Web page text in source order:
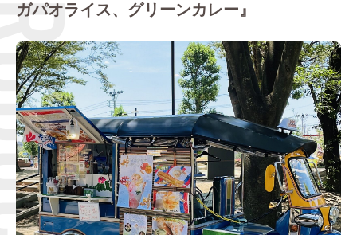
Q＆A
ガパオライス、グリーンカレー』